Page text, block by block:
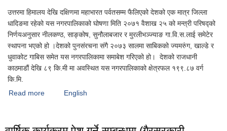
उत्तरमा हिमालय देखि दक्षिणमा महाभारत पर्वतसम्म फैलिएको देशको एक मात्र जिल्ला
धादिङमा रहेको यस नगरपालिकाको घोषणा मिति २०७१ वैशाख २५ को मन्त्री परिषद्को
निर्णयअनुसार नीलकण्ठ, साङ्कोष, सुनौलाबजार र मुरलीभञ्ज्याङ गा.वि.स.लाई समेटेर
स्थापना भएको हो ।देशको पुनसंरचना संगै २०७३ सालमा साबिकको ज्यमरुंग, खाल्डे र
धुवाकोट गाबिस समेत यस नगरपालिकामा समाबेश गरिएको हो। देशको राजधानी
काठमाडौं देखि ८९ कि.मी मा अवस्थित यस नगरपालिकाको क्षेत्रफल १९९.८७ वर्ग
कि.मि.
Read more about नीलकण्ठ नगरपालिकाको परिचय
English